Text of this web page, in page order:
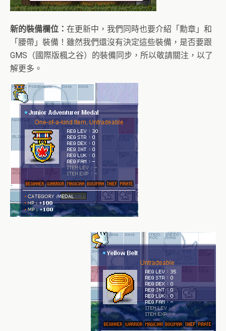
新的裝備欄位： 在更新中，我們同時也要介紹「勳章」和
「腰帶」裝備！雖然我們還沒有決定這些裝備，是否要跟
GMS（國際版楓之谷）的裝備同步，所以敬請關注，以了
解更多。